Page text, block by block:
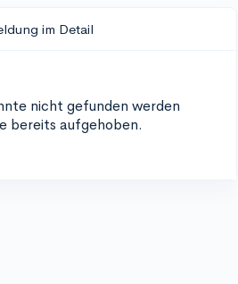
im Detail
nicht gefunden werden
bereits aufgehoben.